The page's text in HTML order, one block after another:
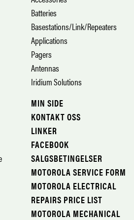
Batteries
Basestations/Link/Repeaters
Applications
Pagers
Antennas
Iridium Solutions
MIN SIDE
KONTAKT OSS
LINKER
FACEBOOK
SALGSBETINGELSER
MOTOROLA SERVICE FORM
MOTOROLA ELECTRICAL
REPAIRS PRICE LIST
MOTOROLA MECHANICAL